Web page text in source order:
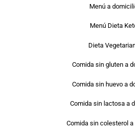
Menú a
Menú Dieta
Dieta
Comida sin gluten a
Comida sin huevo a
Comida sin lactosa a
Comida sin colesterol